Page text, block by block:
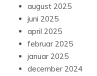
august 2025
juni 2025
april 2025
februar 2025
januar 2025
december 2024